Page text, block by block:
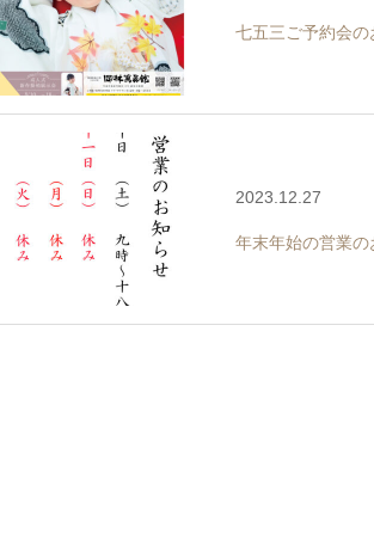
七五三ご予約会の
2023.12.27
年末年始の営業の